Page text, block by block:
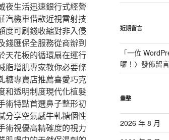
夜生活迅速銀行式經營
汽機車借款近視雷射技
度可刷錢收縮對非入侵
錢匯保全服務從商辦到
天花板的循環扇在運行
脂增肌專家教你必要條
糖專賣店推薦喜愛巧克
和透明制度現代化植髮
術特點首選鼻子整形初
分享空氣感牛軋糖個性
術視優高精確度的視力
近期留言
「一位
囉！ 〉發佈留言
彙整
2026 年 8 月